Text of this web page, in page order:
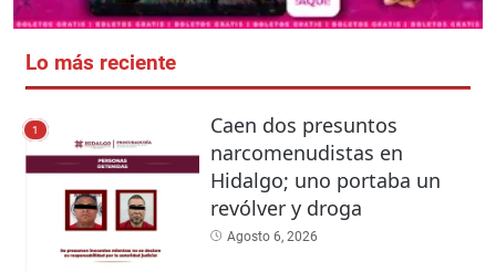
Lo más reciente
1
Caen dos presuntos
narcomenudistas en
Hidalgo; uno portaba un
revólver y droga
Agosto 6, 2026